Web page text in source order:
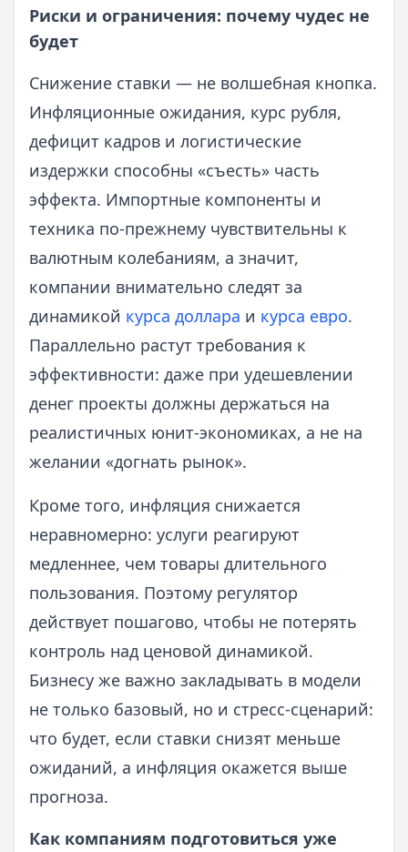
Риски и ограничения: почему чудес не
будет
Снижение ставки — не волшебная кнопка.
Инфляционные ожидания, курс рубля,
дефицит кадров и логистические
издержки способны «съесть» часть
эффекта. Импортные компоненты и
техника по-прежнему чувствительны к
валютным колебаниям, а значит,
компании внимательно следят за
динамикой курса доллара и курса евро.
Параллельно растут требования к
эффективности: даже при удешевлении
денег проекты должны держаться на
реалистичных юнит-экономиках, а не на
желании «догнать рынок».
Кроме того, инфляция снижается
неравномерно: услуги реагируют
медленнее, чем товары длительного
пользования. Поэтому регулятор
действует пошагово, чтобы не потерять
контроль над ценовой динамикой.
Бизнесу же важно закладывать в модели
не только базовый, но и стресс-сценарий:
что будет, если ставки снизят меньше
ожиданий, а инфляция окажется выше
прогноза.
Как компаниям подготовиться уже